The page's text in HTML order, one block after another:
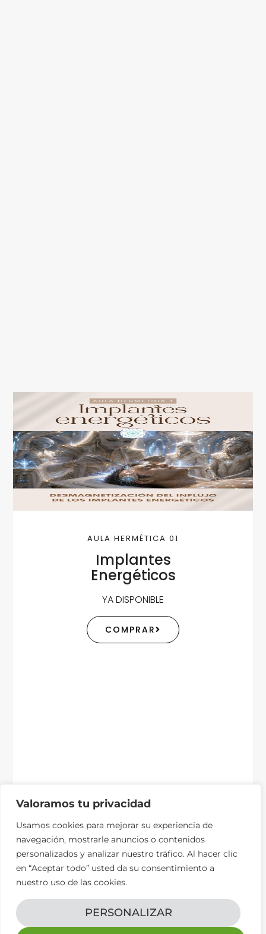
Valoramos tu privacidad
Usamos cookies para mejorar su experiencia de
navegación, mostrarle anuncios o contenidos
personalizados y analizar nuestro tráfico. Al hacer clic
en “Aceptar todo” usted da su consentimiento a
nuestro uso de las cookies.
PERSONALIZAR
AULA HERMÉTICA 01
Implantes
Energéticos
YA DISPONIBLE
COMPRAR